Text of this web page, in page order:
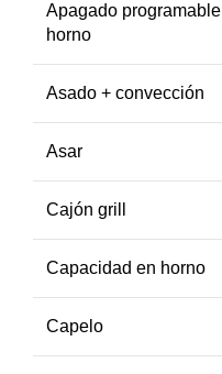
Apagado programable
horno
Asado + convección
Asar
Cajón grill
Capacidad en horno
Capelo